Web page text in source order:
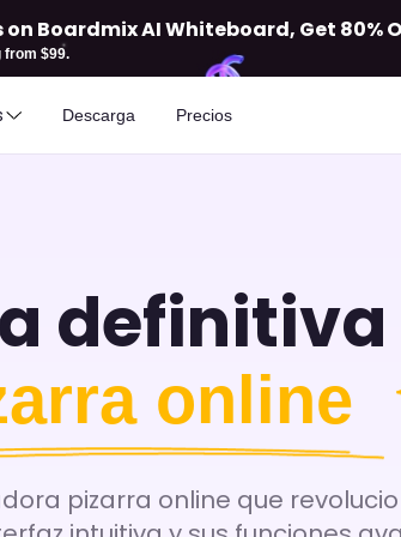
Boardmix AI Whiteboard, Get 80%
$99.
Descarga Precios
definitiva
online
pizarra online que